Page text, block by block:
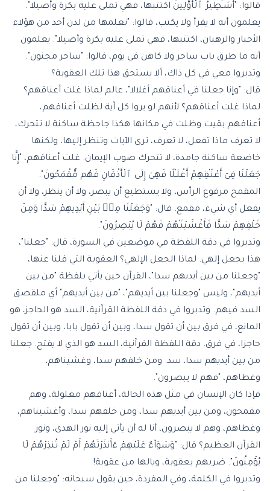
قالوا: "أَسَـٰطِيرُ ٱلْأَوَّلِينَ اكتتبها، فهي تملى عليه بكرة وأصيلا".
يعلمون أنه لا يقرأ ولا يكتب، قالوا: "تعلمها من لدن أحد من هؤلاء
الأحبار والرهبان، اكتتبها، فهي تملى عليه بكرة وأصيلا". يعلمون
أنه ما طرق باب ساحر ولا كاهن في يوم، قالوا: "ساحر مجنون".
وتدبروا معي في كل ذاك، ألا يستحق هذا تلك العقوبة؟
قال: "وإنا جعلنا في أعناقهم أغلالا"، عالم لماذا غلت أعناقهم؟
لماذا غلت أعناقهم؟ لأنهم لو يروا كل آية لظلت أعناقهم،
أعناقهم بقيت وظلت في مكانها هكذا جاحظة ساكنة لا تتحرك،
لا تعرف ماذا تفعل، لا تعرف، ترى الآيات وتنظر إليها، ولكنها
خاضعة ساكنة جامدة، لا تتحرك صوب الإيمان. غلت أعناقهم، "إِنَّا
جَعَلْنَا فِىٓ أَعْنَـٰقِهِمْ أَغْلَـٰلًا فَهِىَ إِلَى ٱلْأَذْقَانِ فَهُم مُّقْمَحُونَ".
المقمح مرفوع الرأس، ولا يستطيع أن يبصر، ولا أن ينظر، ولا أن
يفعل أي شيء، مقمع. قال: "وَجَعَلْنَا مِنۢ بَيْنِ أَيْدِيهِمْ سَدًّا وَمِنْ
خَلْفِهِمْ سَدًّا فَأَغْشَيْنَـٰهُمْ فَهُمْ لَا يُبْصِرُونَ".
وتدبروا في دقة اللفظة في موضعين في السورة، قال: "جعلنا"،
هذا بجعل إلهي. لماذا الجعل الإلهي؟ العقوبة التي قلنا عنها،
"وجعلنا من بين أيديهم سدا"، القرآن حين يأتي بلفظة "من بين
أيديهم"، وليس "وجعلنا بين أيديهم"، "من بين أيديهم" أي ملقصق
السد فيهم. وتدبروا في دقة اللفظة القرآنية، السد هو الحاجز، هو
المانع، في فرق بين أن تقول سدا، وبين أن تقول بابا، وبين أن تقول
حاجزا، في فرق. دقة اللفظة القرآنية، السد هو الذي لا يفتح. جعلنا
من بين أيديهم سدا، سد. ومن خلفهم سدا، وغشيناهم،
وغطاهم، "فهم لا يبصرون".
فإذا كان الإنسان في مثل هذه الحالة، أعناقهم مغلولة، وهم
مقمحون، ومن بين أيديهم سدا، ومن خلفهم سدا، وأغشيناهم،
وغطاهم، وهم لا يبصرون، أنا له أن يأتي إليه نور الهدى، ونور
القرآن العظيم؟ قال: "وَسَوَآءٌ عَلَيْهِمْ ءَأَنذَرْتَهُمْ أَمْ لَمْ تُنذِرْهُمْ لَا
يُؤْمِنُونَ". ضربهم بعقوبة، ويالها من عقوبة!
وتدبروا في الكلمة، وفي المفردة، حين يقول سبحانه: "وجعلنا من